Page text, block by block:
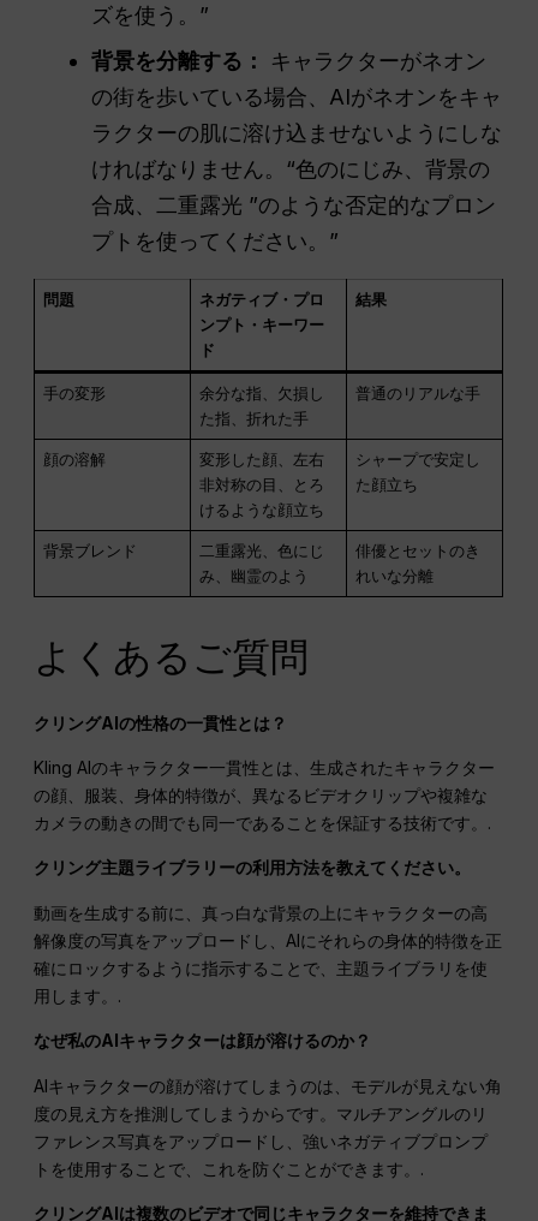
ズを使う。”
背景を分離する：
キャラクターがネオン
の街を歩いている場合、AIがネオンをキャ
ラクターの肌に溶け込ませないようにしな
ければなりません。“色のにじみ、背景の
合成、二重露光 ”のような否定的なプロン
プトを使ってください。”
問題
ネガティブ・プロ
ンプト・キーワー
ド
結果
手の変形
余分な指、欠損し
た指、折れた手
普通のリアルな手
顔の溶解
変形した顔、左右
非対称の目、とろ
けるような顔立ち
シャープで安定し
た顔立ち
背景ブレンド
二重露光、色にじ
み、幽霊のよう
俳優とセットのき
れいな分離
よくあるご質問
クリングAIの性格の一貫性とは？
Kling AIのキャラクター一貫性とは、生成されたキャラクター
の顔、服装、身体的特徴が、異なるビデオクリップや複雑な
カメラの動きの間でも同一であることを保証する技術です。.
クリング主題ライブラリーの利用方法を教えてください。
動画を生成する前に、真っ白な背景の上にキャラクターの高
解像度の写真をアップロードし、AIにそれらの身体的特徴を正
確にロックするように指示することで、主題ライブラリを使
用します。.
なぜ私のAIキャラクターは顔が溶けるのか？
AIキャラクターの顔が溶けてしまうのは、モデルが見えない角
度の見え方を推測してしまうからです。マルチアングルのリ
ファレンス写真をアップロードし、強いネガティブプロンプ
トを使用することで、これを防ぐことができます。.
クリングAIは複数のビデオで同じキャラクターを維持できま